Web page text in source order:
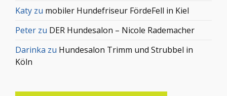
Katy zu mobiler Hundefriseur FördeFell in Kiel
Peter zu DER Hundesalon – Nicole Rademacher
Darinka zu Hundesalon Trimm und Strubbel in
Köln